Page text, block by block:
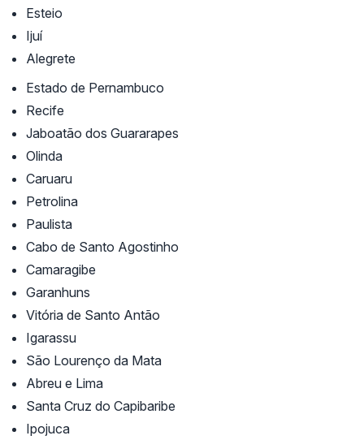
Esteio
Ijuí
Alegrete
Estado de Pernambuco
Recife
Jaboatão dos Guararapes
Olinda
Caruaru
Petrolina
Paulista
Cabo de Santo Agostinho
Camaragibe
Garanhuns
Vitória de Santo Antão
Igarassu
São Lourenço da Mata
Abreu e Lima
Santa Cruz do Capibaribe
Ipojuca